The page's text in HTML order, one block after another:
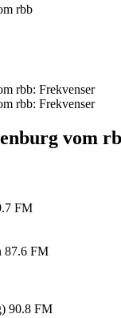
rbb
rbb: Frekvenser
rbb: Frekvenser
vom
FM
87.6 FM
90.8 FM